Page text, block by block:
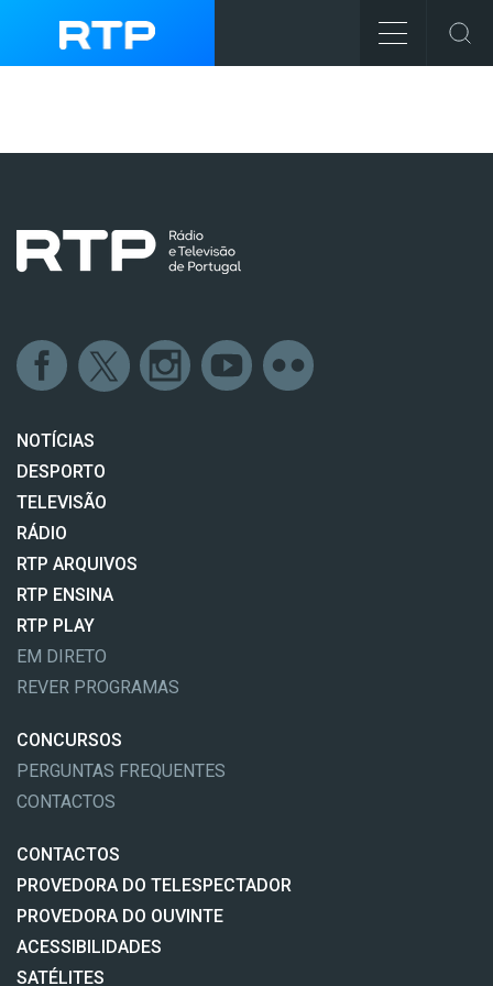
NOTÍCIAS
DESPORTO
TELEVISÃO
RÁDIO
RTP ARQUIVOS
RTP ENSINA
RTP PLAY
EM DIRETO
REVER PROGRAMAS
CONCURSOS
PERGUNTAS FREQUENTES
CONTACTOS
CONTACTOS
PROVEDORA DO TELESPECTADOR
PROVEDORA DO OUVINTE
ACESSIBILIDADES
SATÉLITES